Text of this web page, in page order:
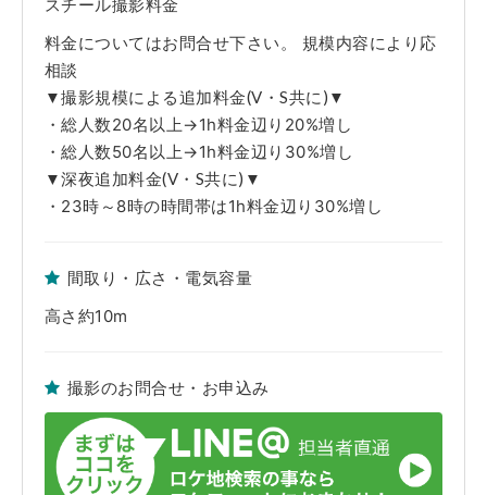
※当該Webサイト上のロケセット及びロケハウスの写真は弊社担当者が、
の仕様・配置に関しましては現状を優先とさせていただきます。ご了承く
ださい。
※弊社管理ロケセット及びロケハウス使用中に発生した不測の事故や、天
変地異、火災、盗難および近隣工事等の騒音等で使用者側に生じた人・
物・時間・金銭的な損害につきましては一切の責任を負えませんので予め
ご了承下さい。
スチール撮影料金
料金についてはお問合せ下さい。 規模内容により応
相談
▼撮影規模による追加料金(V・S共に)▼
・総人数20名以上→1h料金辺り20%増し
・総人数50名以上→1h料金辺り30%増し
▼深夜追加料金(V・S共に)▼
・23時～8時の時間帯は1h料金辺り30%増し
間取り・広さ・電気容量
高さ約10m
撮影のお問合せ・お申込み